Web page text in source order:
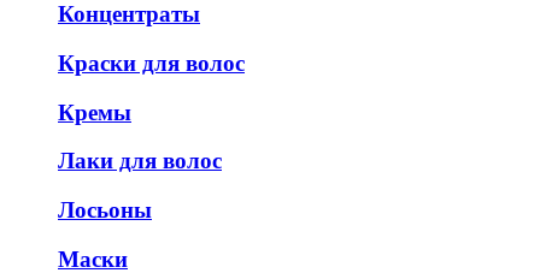
Концентраты
Краски для волос
Кремы
Лаки для волос
Лосьоны
Маски